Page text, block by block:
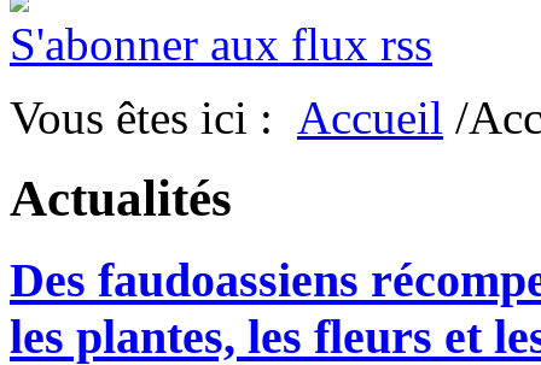
S'abonner aux flux rss
Vous êtes ici : Accueil /
Actualités
Des faudoassiens
les plantes, les fleurs et